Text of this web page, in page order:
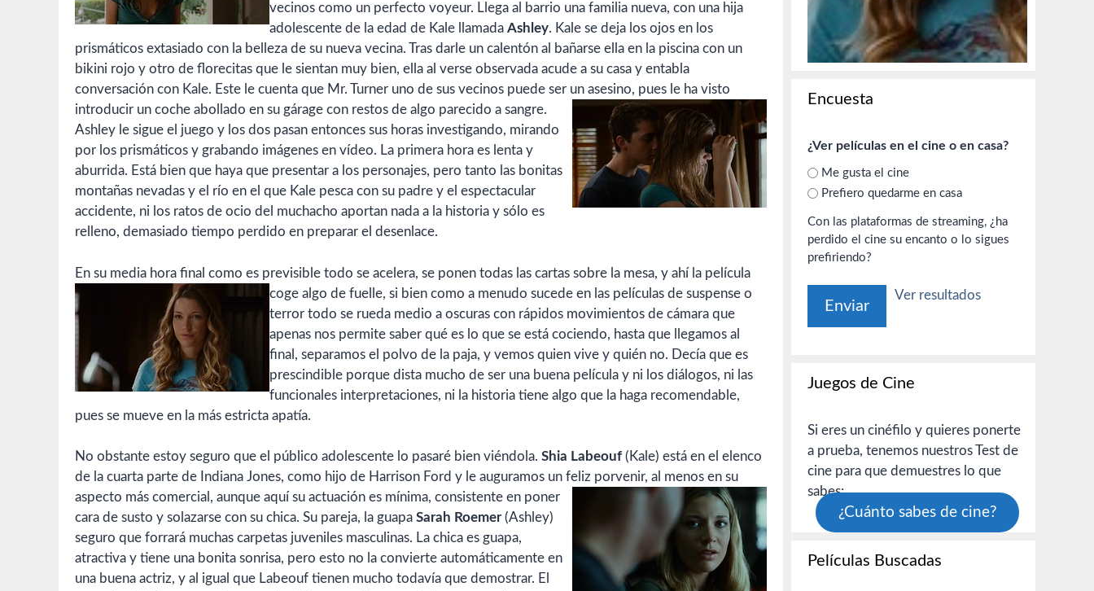
vecinos como un perfecto voyeur. Llega al barrio una familia nueva, con una hija
adolescente de la edad de Kale llamada Ashley. Kale se deja los ojos en los
prismáticos extasiado con la belleza de su nueva vecina. Tras darle un calentón al bañarse ella en la piscina con un
bikini rojo y otro de florecitas que le sientan muy bien, ella al verse observada acude a su casa y entabla
conversación con Kale. Este le cuenta que Mr. Turner uno de sus vecinos puede ser un asesino, pues le ha visto
introducir un coche abollado en su gárage con restos de algo parecido a sangre.
Ashley le sigue el juego y los dos pasan entonces sus horas investigando, mirando
por los prismáticos y grabando imágenes en vídeo. La primera hora es lenta y
aburrida. Está bien que haya que presentar a los personajes, pero tanto las bonitas
montañas nevadas y el río en el que Kale pesca con su padre y el espectacular
accidente, ni los ratos de ocio del muchacho aportan nada a la historia y sólo es
relleno, demasiado tiempo perdido en preparar el desenlace.
En su media hora final como es previsible todo se acelera, se ponen todas las cartas sobre la mesa, y ahí la película
coge algo de fuelle, si bien como a menudo sucede en las películas de suspense o
terror todo se rueda medio a oscuras con rápidos movimientos de cámara que
apenas nos permite saber qué es lo que se está cociendo, hasta que llegamos al
final, separamos el polvo de la paja, y vemos quien vive y quién no. Decía que es
prescindible porque dista mucho de ser una buena película y ni los diálogos, ni las
funcionales interpretaciones, ni la historia tiene algo que la haga recomendable,
pues se mueve en la más estricta apatía.
No obstante estoy seguro que el público adolescente lo pasaré bien viéndola. Shia Labeouf (Kale) está en el elenco
de la cuarta parte de Indiana Jones, como hijo de Harrison Ford y le auguramos un feliz porvenir, al menos en su
aspecto más comercial, aunque aquí su actuación es mínima, consistente en poner
cara de susto y solazarse con su chica. Su pareja, la guapa Sarah Roemer(Ashley)
seguro que forrará muchas carpetas juveniles masculinas. La chica es guapa,
atractiva y tiene una bonita sonrisa, pero esto no la convierte automáticamente en
una buena actriz, y al igual que Labeouf tienen mucho todavía que demostrar. El
Encuesta
¿Ver películas en el cine o en casa?
Me gusta el cine
Prefiero quedarme en casa
Con las plataformas de streaming, ¿ha
perdido el cine su encanto o lo sigues
prefiriendo?
Ver resultados
Juegos de Cine
Si eres un cinéfilo y quieres ponerte
a prueba, tenemos nuestros Test de
cine para que demuestres lo que
sabes:
¿Cuánto sabes de cine?
Películas Buscadas